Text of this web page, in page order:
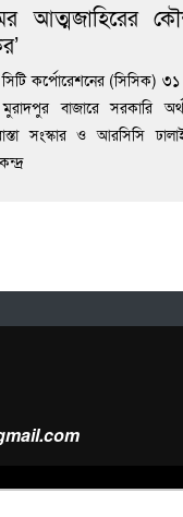
আত্মজাহিরের
কর্পোরেশনের (সিসিক) ৩১
মুরাদপুর বাজারে সরকারি
সংস্কার ও আরসিসি
Design & Developed by